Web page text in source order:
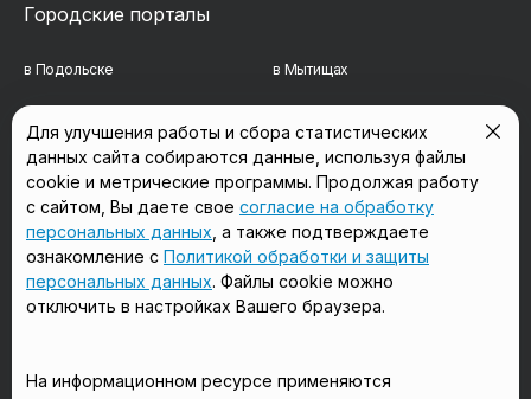
Городские порталы
в Подольске в Мытищах
в Реутове
в Сергиевом Посаде в Люберцах
в Красногорске в Королёве
в Домодедово в Щёлково
Мы в соцсетях
Для улучшения работы и сбора статистических
данных сайта собираются данные, используя файлы
cookie и метрические программы. Продолжая работу
с сайтом, Вы даете свое согласие на обработку
персональных данных , а также подтверждаете
ознакомление с Политикой обработки и защиты
персональных данных. Файлы cookie можно
отключить в настройках Вашего браузера.
На информационном ресурсе применяются